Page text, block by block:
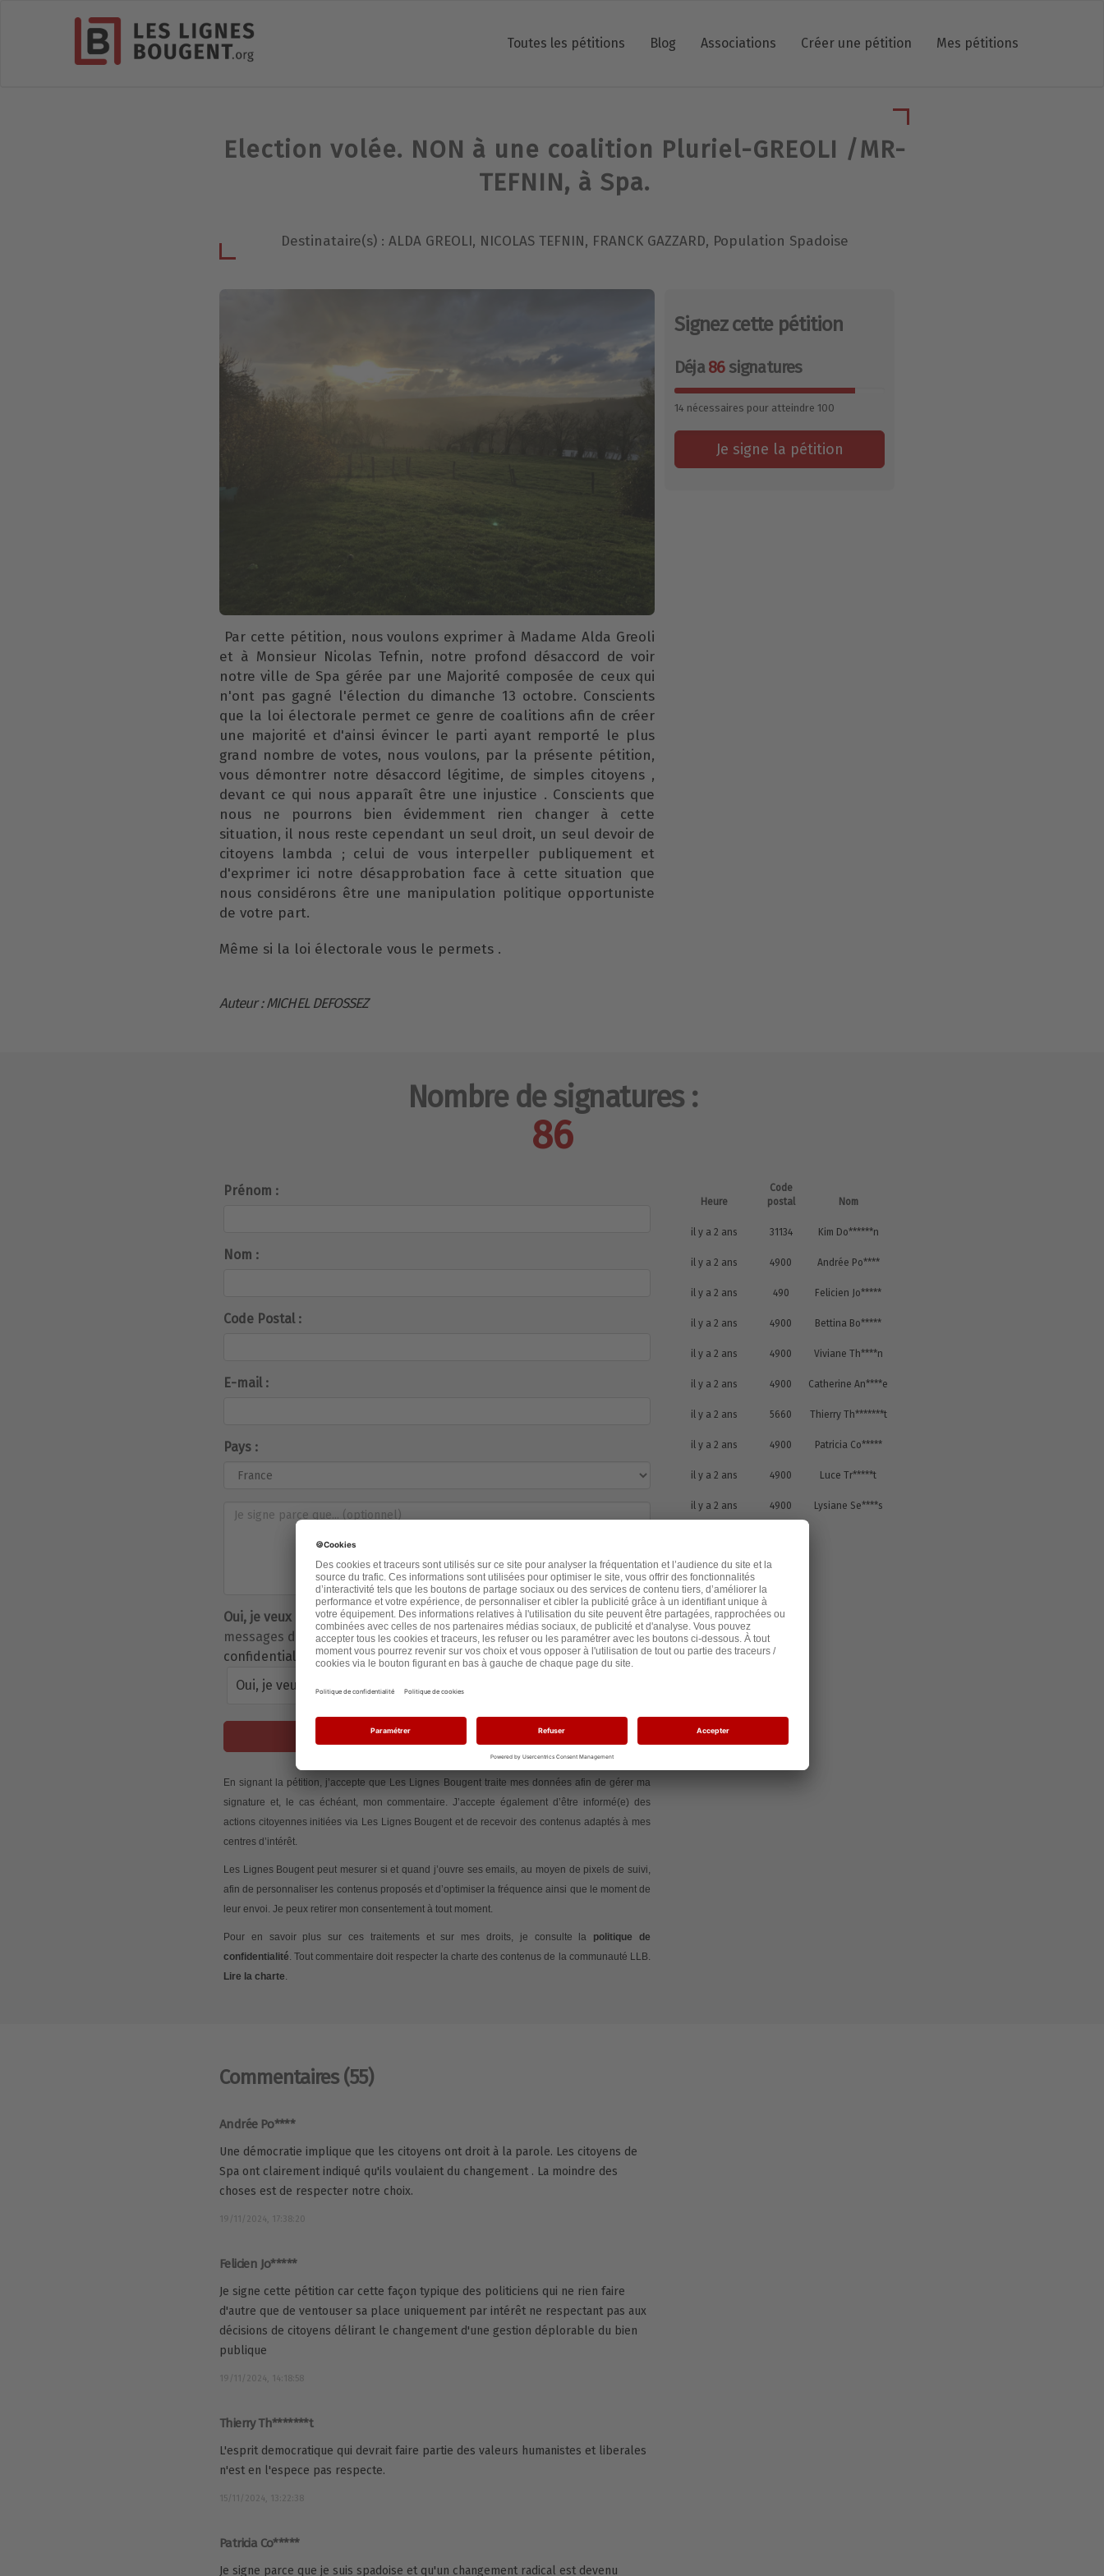
Toutes les pétitions Blog Associations Créer une pétition Mes pétitions
Election volée. NON à une coalition Pluriel-GREOLI /MR-
TEFNIN, à Spa.
Destinataire(s) : ALDA GREOLI, NICOLAS TEFNIN, FRANCK GAZZARD, Population Spadoise
Par cette pétition, nous voulons exprimer à Madame Alda Greoli
et à Monsieur Nicolas Tefnin, notre profond désaccord de voir
notre ville de Spa gérée par une Majorité composée de ceux qui
n'ont pas gagné l'élection du dimanche 13 octobre. Conscients
que la loi électorale permet ce genre de coalitions afin de créer
une majorité et d'ainsi évincer le parti ayant remporté le plus
grand nombre de votes, nous voulons, par la présente pétition,
vous démontrer notre désaccord légitime, de simples citoyens ,
devant ce qui nous apparaît être une injustice . Conscients que
nous ne pourrons bien évidemment rien changer à cette
situation, il nous reste cependant un seul droit, un seul devoir de
citoyens lambda ; celui de vous interpeller publiquement et
d'exprimer ici notre désapprobation face à cette situation que
nous considérons être une manipulation politique opportuniste
de votre part.
Même si la loi électorale vous le permets .
Auteur : MICHEL DEFOSSEZ
Signez cette pétition
Déja86signatures
14 nécessaires pour atteindre 100
Je signe la pétition
Nombre de signatures :
86
Prénom :
Nom :
Code Postal :
E-mail :
Pays :
Oui, je veux être informé(e) des suites de cette actionen recevant les
messages de son auteur via la plateforme partager.io.Politique de
confidentialité de Partager.io.
Oui, je veux être informé
Non
Je signe la pétition
En signant la pétition, j’accepte que Les Lignes Bougent traite mes données afin de gérer ma
signature et, le cas échéant, mon commentaire. J’accepte également d’être informé(e) des
actions citoyennes initiées via Les Lignes Bougent et de recevoir des contenus adaptés à mes
centres d’intérêt.
Les Lignes Bougent peut mesurer si et quand j’ouvre ses emails, au moyen de pixels de suivi,
afin de personnaliser les contenus proposés et d’optimiser la fréquence ainsi que le moment de
leur envoi. Je peux retirer mon consentement à tout moment.
Pour en savoir plus sur ces traitements et sur mes droits, je consulte la politique de
confidentialité. Tout commentaire doit respecter la charte des contenus de la communauté LLB.
Lire la charte.
Heure
Code
postal
Nom
il y a 2 ans 31134 Kim Do******n
il y a 2 ans 4900 Andrée Po****
il y a 2 ans 490 Felicien Jo*****
il y a 2 ans 4900 Bettina Bo*****
il y a 2 ans 4900 Viviane Th****n
il y a 2 ans 4900 Catherine An****e
il y a 2 ans 5660 Thierry Th*******t
il y a 2 ans 4900 Patricia Co*****
il y a 2 ans 4900 Luce Tr*****t
il y a 2 ans 4900 Lysiane Se****s
Commentaires (55)
Andrée Po****
Une démocratie implique que les citoyens ont droit à la parole. Les citoyens de
Spa ont clairement indiqué qu'ils voulaient du changement . La moindre des
choses est de respecter notre choix.
19/11/2024, 17:38:20
Felicien Jo*****
Je signe cette pétition car cette façon typique des politiciens qui ne rien faire
d'autre que de ventouser sa place uniquement par intérêt ne respectant pas aux
décisions de citoyens délirant le changement d'une gestion déplorable du bien
publique
19/11/2024, 14:18:58
Thierry Th*******t
L'esprit democratique qui devrait faire partie des valeurs humanistes et liberales
n'est en l'espece pas respecte.
15/11/2024, 13:22:38
Patricia Co*****
Je signe parce que je suis spadoise et qu'un changement radical est devenu